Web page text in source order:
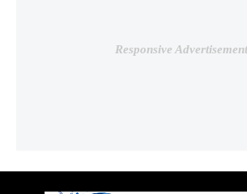
Responsive Advertisement